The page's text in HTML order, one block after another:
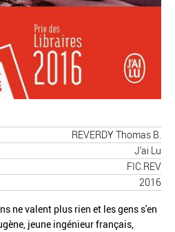
REVERDY Thomas B.
J'ai Lu
FIC.REV
2016
ne valent plus rien et les gens s'en
jeune ingénieur français,